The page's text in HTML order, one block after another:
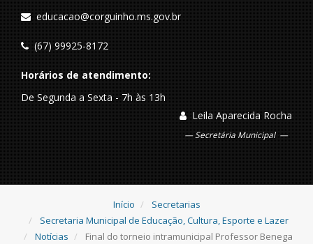
educacao@corguinho.ms.gov.br
(67) 99925-8172
Horários de atendimento:
De Segunda a Sexta - 7h às 13h
Leila Aparecida Rocha
Secretária Municipal
Início
Secretarias
Secretaria Municipal de Educação, Cultura, Esporte e Lazer
Notícias
Final do torneio intramunicipal Professor Benega